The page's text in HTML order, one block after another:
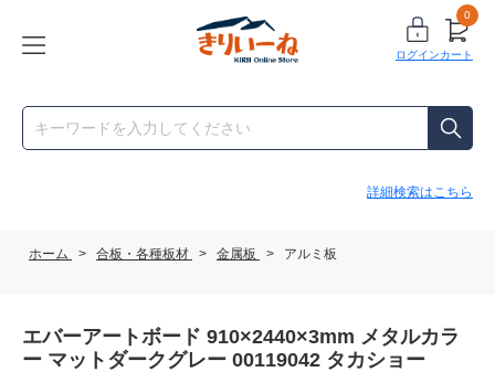
ログイン
0
カート
詳細検索はこちら
ホーム > 合板・各種板材 > 金属板 > アルミ板
エバーアートボード 910×2440×3mm メタルカラ
ー マットダークグレー 00119042 タカショー